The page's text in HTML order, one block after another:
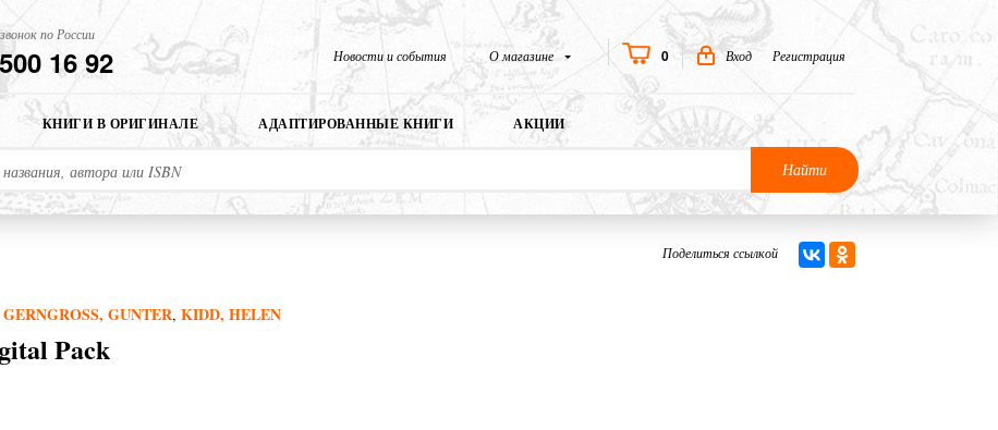
по России
16 92 Новости и события О магазине 0 Вход Регистрация
КНИГИ В ОРИГИНАЛЕ АДАПТИРОВАННЫЕ КНИГИ АКЦИИ
Найти
Поделиться ссылкой
GERNGROSS, GUNTER, KIDD, HELEN
Pack